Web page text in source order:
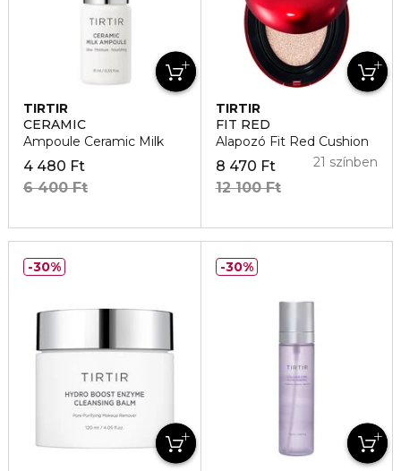
TIRTIR
CERAMIC
Ampoule Ceramic Milk
4 480 Ft
6 400 Ft
TIRTIR
FIT RED
Alapozó Fit Red Cushion
8 470 Ft
12 100 Ft
21 színben
30% 30%